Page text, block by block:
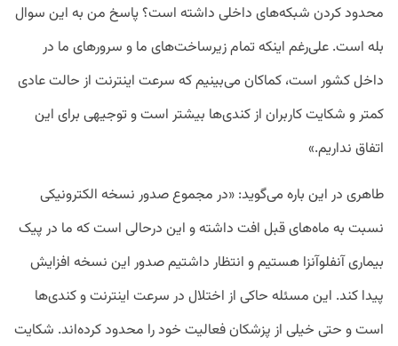
محدود کردن شبکه‌های داخلی داشته است؟ پاسخ من به این سوال
بله است. علی‌رغم اینکه تمام زیرساخت‌های ما و سرورهای ما در
داخل کشور است، کماکان می‌بینیم که سرعت اینترنت از حالت عادی
کمتر و شکایت کاربران از کندی‌ها بیشتر است و توجیهی برای این
اتفاق نداریم.»
طاهری در این باره می‌گوید:‌ «در مجموع صدور نسخه الکترونیکی
نسبت به ماه‌های قبل افت داشته و این درحالی است که ما در پیک
بیماری آنفلوآنزا هستیم و انتظار داشتیم صدور این نسخه افزایش
پیدا کند. این مسئله حاکی از اختلال در سرعت اینترنت و کندی‌ها
است و حتی خیلی از پزشکان فعالیت خود را محدود کرده‌اند. شکایت